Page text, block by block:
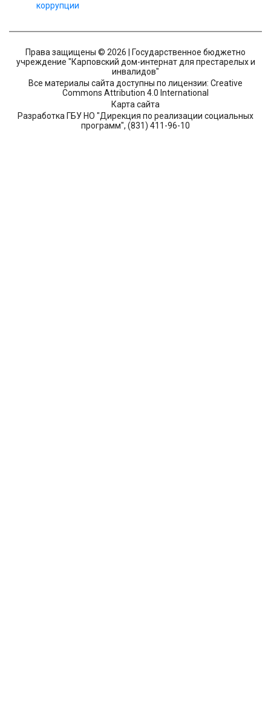
коррупции
Права защищены © 2026 | Государственное бюджетно
учреждение "Карповский дом-интернат для престарелых и
инвалидов"
Все материалы сайта доступны по лицензии: Creative
Commons Attribution 4.0 International
Карта сайта
Разработка ГБУ НО "Дирекция по реализации социальных
программ", (831) 411-96-10